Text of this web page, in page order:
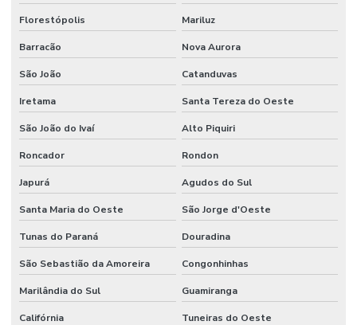
Florestópolis Mariluz
Barracão Nova Aurora
São João Catanduvas
Iretama Santa Tereza do Oeste
São João do Ivaí Alto Piquiri
Roncador Rondon
Japurá Agudos do Sul
Santa Maria do Oeste São Jorge d'Oeste
Tunas do Paraná Douradina
São Sebastião da Amoreira Congonhinhas
Marilândia do Sul Guamiranga
Califórnia Tuneiras do Oeste